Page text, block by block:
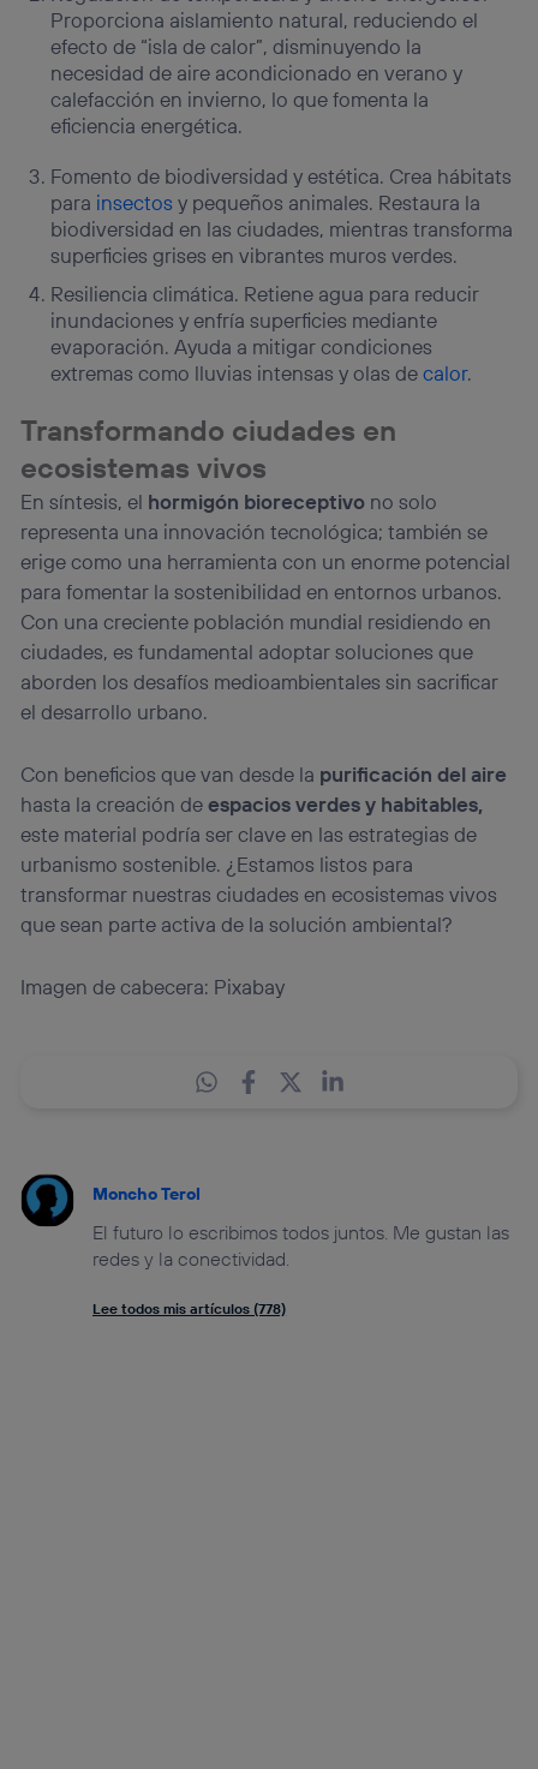
Proporciona aislamiento natural, reduciendo el
efecto de “isla de calor”, disminuyendo la
necesidad de aire acondicionado en verano y
calefacción en invierno, lo que fomenta la
eficiencia energética.
Fomento de biodiversidad y estética. Crea hábitats
para insectos y pequeños animales. Restaura la
biodiversidad en las ciudades, mientras transforma
superficies grises en vibrantes muros verdes.
Resiliencia climática. Retiene agua para reducir
inundaciones y enfría superficies mediante
evaporación. Ayuda a mitigar condiciones
extremas como lluvias intensas y olas decalor.
Transformando ciudades en
ecosistemas vivos
En síntesis, el hormigón bioreceptivo no solo
representa una innovación tecnológica; también se
erige como una herramienta con un enorme potencial
para fomentar la sostenibilidad en entornos urbanos.
Con una creciente población mundial residiendo en
ciudades, es fundamental adoptar soluciones que
aborden los desafíos medioambientales sin sacrificar
el desarrollo urbano.
Con beneficios que van desde la purificación del aire
hasta la creación deespacios verdes y habitables,
este material podría ser clave en las estrategias de
urbanismo sostenible. ¿Estamos listos para
transformar nuestras ciudades en ecosistemas vivos
que sean parte activa de la solución ambiental?
Imagen de cabecera: Pixabay
Moncho Terol
El futuro lo escribimos todos juntos. Me gustan las
redes y la conectividad.
Lee todos mis artículos (778)